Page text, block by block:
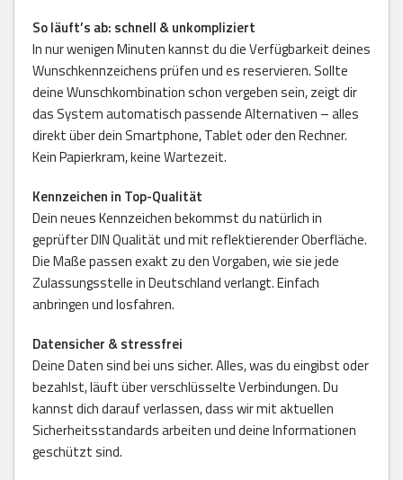
So läuft’s ab: schnell & unkompliziert
In nur wenigen Minuten kannst du die Verfügbarkeit deines
Wunschkennzeichens prüfen und es reservieren. Sollte
deine Wunschkombination schon vergeben sein, zeigt dir
das System automatisch passende Alternativen – alles
direkt über dein Smartphone, Tablet oder den Rechner.
Kein Papierkram, keine Wartezeit.
Kennzeichen in Top-Qualität
Dein neues Kennzeichen bekommst du natürlich in
geprüfter DIN Qualität und mit reflektierender Oberfläche.
Die Maße passen exakt zu den Vorgaben, wie sie jede
Zulassungsstelle in Deutschland verlangt. Einfach
anbringen und losfahren.
Datensicher & stressfrei
Deine Daten sind bei uns sicher. Alles, was du eingibst oder
bezahlst, läuft über verschlüsselte Verbindungen. Du
kannst dich darauf verlassen, dass wir mit aktuellen
Sicherheitsstandards arbeiten und deine Informationen
geschützt sind.